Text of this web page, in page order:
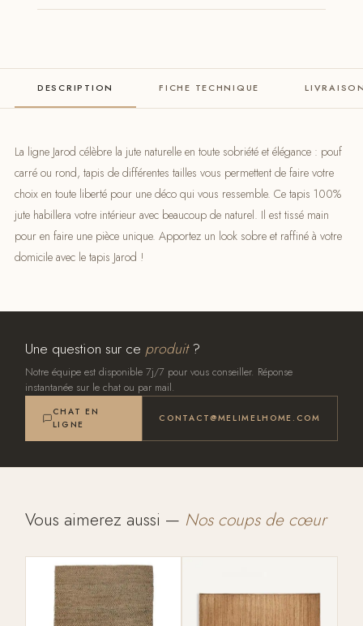
DESCRIPTION FICHE TECHNIQUE
La ligne Jarod célèbre la jute naturelle en toute sobriété et élégance : pouf
carré ou rond, tapis de différentes tailles vous permettent de faire votre
choix en toute liberté pour une déco qui vous ressemble. Ce tapis 100%
jute habillera votre intérieur avec beaucoup de naturel. Il est tissé main
pour en faire une pièce unique. Apportez un look sobre et raffiné à votre
domicile avec le tapis Jarod !
Une question sur ce produit?
Notre équipe est disponible 7j/7 pour vous conseiller. Réponse
instantanée sur le chat ou par mail.
CHAT EN
LIGNE
CONTACT@MELIMELHOME.COM
Vous aimerez aussi — Nos coups de cœur